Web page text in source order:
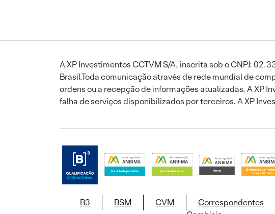
A XP Investimentos CCTVM S/A, inscrita sob o CNPJ:
Brasil.Toda comunicação através de rede mundial de
ordens ou a recepção de informações atualizadas. A XP
falha de serviços disponibilizados por terceiros. A XP
B3 BSM CVM
Correspondentes